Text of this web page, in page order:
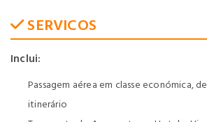
SERVICOS
Inclui:
Passagem aérea em classe económica,
itinerário